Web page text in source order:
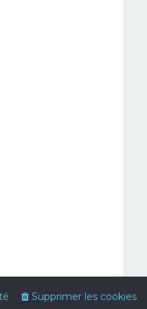
Supprimer les cookies